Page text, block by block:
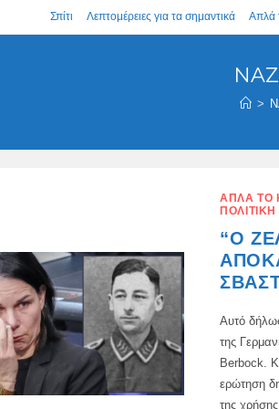
Σπίτι Λεπτομέρειες για τα σημαντικά Απλά
>
ΑΠΛΆ ΤΟ
ΠΟΛΙΤΙΚΉ
“Ο
Αυτό
της
Berbock.
ερώτηση
της